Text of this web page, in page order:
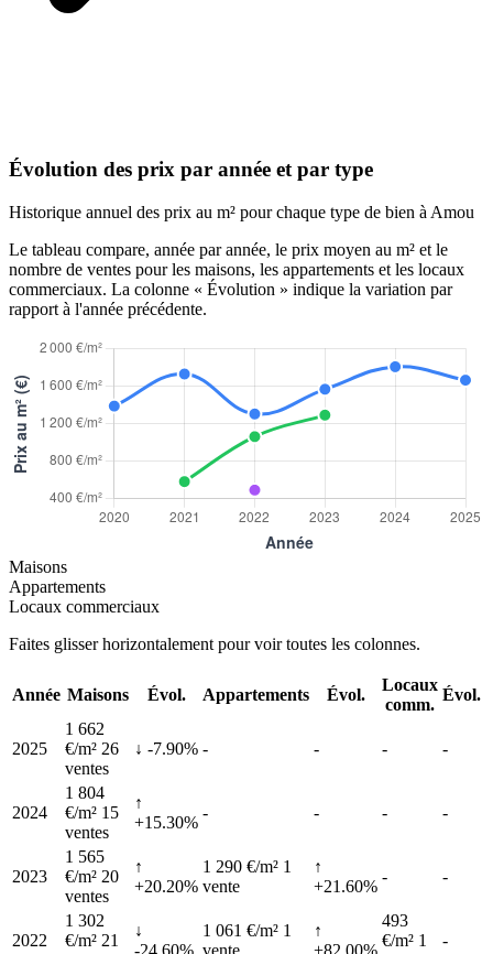
Évolution des prix par année et par type
Historique annuel des prix au m² pour chaque type de bien à Amou
Le tableau compare, année par année, le prix moyen au m² et le
nombre de ventes pour les maisons, les appartements et les locaux
commerciaux. La colonne « Évolution » indique la variation par
rapport à l'année précédente.
Maisons
Appartements
Locaux commerciaux
Faites glisser horizontalement pour voir toutes les colonnes.
Année Maisons Évol. Appartements Évol.
Locaux
comm.
Évol.
2025
1 662
€/m² 26
ventes
↓ -7.90% - - - -
2024
1 804
€/m² 15
ventes
↑
+15.30%
- - - -
2023
1 565
€/m² 20
ventes
↑
+20.20%
1 290 €/m² 1
vente
↑
+21.60%
- -
2022
1 302
€/m² 21
↓
-24.60%
1 061 €/m² 1
vente
↑
+82.00%
493
€/m² 1
-